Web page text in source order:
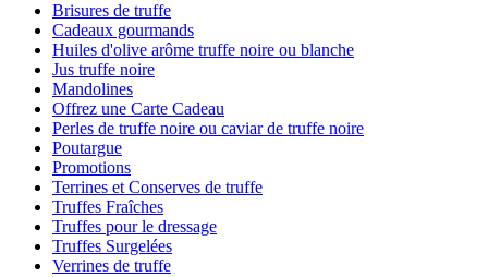
Brisures de truffe
Cadeaux gourmands
Huiles d'olive arôme truffe noire ou blanche
Jus truffe noire
Mandolines
Offrez une Carte Cadeau
Perles de truffe noire ou caviar de truffe noire
Poutargue
Promotions
Terrines et Conserves de truffe
Truffes Fraîches
Truffes pour le dressage
Truffes Surgelées
Verrines de truffe